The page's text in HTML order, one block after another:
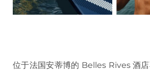
位于法国安蒂博的 Belles Rives 酒